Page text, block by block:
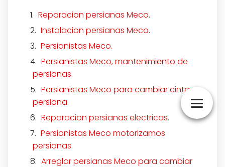
Reparacion persianas Meco.
Instalacion persianas Meco.
Persianistas Meco.
Persianistas Meco, mantenimiento de
persianas.
Persianistas Meco para cambiar cinta
persiana.
Reparacion persianas electricas.
Persianistas Meco motorizamos
persianas.
Arreglar persianas Meco para cambiar